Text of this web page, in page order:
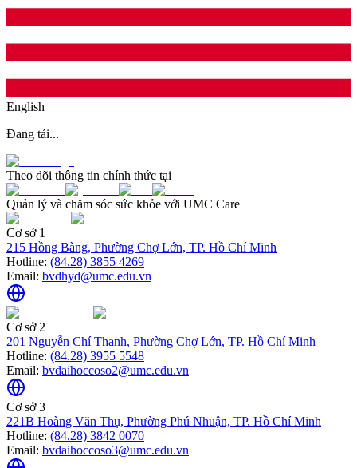
English
Đang tải...
Theo dõi thông tin chính thức tại
Quản lý và chăm sóc sức khỏe với UMC Care
Cơ sở 1
215 Hồng Bàng, Phường Chợ Lớn, TP. Hồ Chí Minh
Hotline: (84.28) 3855 4269
Email: bvdhyd@umc.edu.vn
Cơ sở 2
201 Nguyễn Chí Thanh, Phường Chợ Lớn, TP. Hồ Chí Minh
Hotline: (84.28) 3955 5548
Email: bvdaihoccoso2@umc.edu.vn
Cơ sở 3
221B Hoàng Văn Thụ, Phường Phú Nhuận, TP. Hồ Chí Minh
Hotline: (84.28) 3842 0070
Email: bvdaihoccoso3@umc.edu.vn